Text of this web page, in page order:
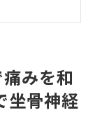
ステップ
ボディの
みを和
坐骨神経